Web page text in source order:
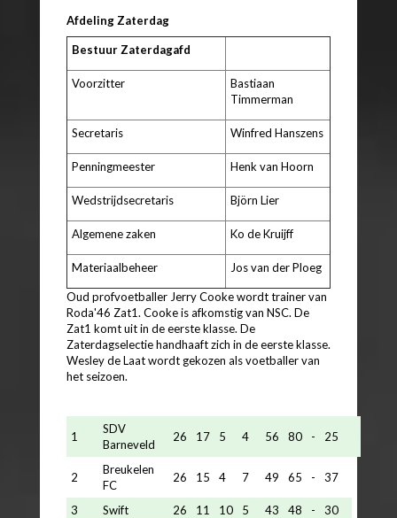
Afdeling Zaterdag
Bestuur Zaterdagafd
Voorzitter
Bastiaan
Timmerman
Secretaris Winfred Hanszens
Penningmeester Henk van Hoorn
Wedstrijdsecretaris Björn Lier
Algemene zaken Ko de Kruijff
Materiaalbeheer Jos van der Ploeg
Oud profvoetballer Jerry Cooke wordt trainer van
Roda'46 Zat1. Cooke is afkomstig van NSC. De
Zat1 komt uit in de eerste klasse. De
Zaterdagselectie handhaaft zich in de eerste klasse.
Wesley de Laat wordt gekozen als voetballer van
het seizoen.
1
SDV
Barneveld
26 17 5 4 56 80 - 25
2
Breukelen
FC
26 15 4 7 49 65 - 37
3 Swift 26 11 10 5 43 48 - 30